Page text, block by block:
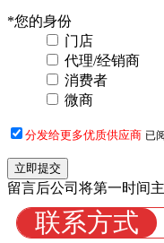
*您的身份
门店
代理/经销商
消费者
微商
分发给更多优质供应商 已
留言后公司将第一时间
联系方式